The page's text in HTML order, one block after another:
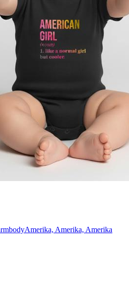
Amerika, Amerika, Amerika